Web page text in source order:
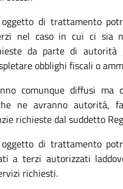
di trattamento
nel caso in cui ci sia
da parte di autorità
obblighi fiscali o
comunque diffusi ma
ne avranno autorità,
richieste dal suddetto
di trattamento
a terzi autorizzati
richiesti.